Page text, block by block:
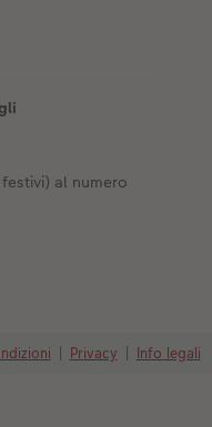
al numero
| Privacy | Info legali